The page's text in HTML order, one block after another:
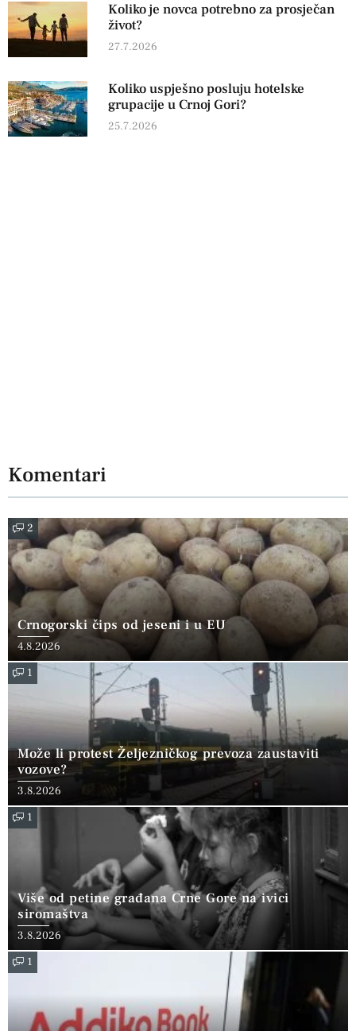
Koliko je novca potrebno za prosječan
život?
27.7.2026
Koliko uspješno posluju hotelske
grupacije u Crnoj Gori?
25.7.2026
Komentari
2
Crnogorski čips od jeseni i u EU
4.8.2026
1
Može li protest Željezničkog prevoza zaustaviti
vozove?
3.8.2026
1
Više od petine građana Crne Gore na ivici
siromaštva
3.8.2026
1